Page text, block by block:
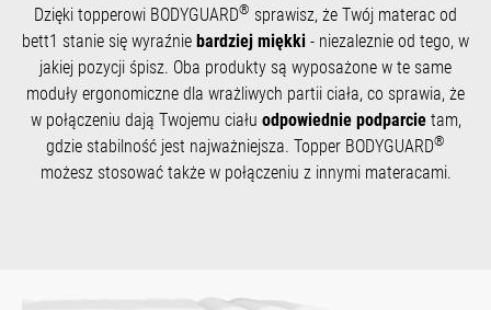
Dzięki topperowi BODYGUARD® sprawisz, że Twój materac od
bett1 stanie się wyraźnie bardziej miękki - niezaleznie od tego, w
jakiej pozycji śpisz. Oba produkty są wyposażone w te same
moduły ergonomiczne dla wrażliwych partii ciała, co sprawia, że
w połączeniu dają Twojemu ciału odpowiednie podparcietam,
gdzie stabilność jest najważniejsza. Topper BODYGUARD®
możesz stosować także w połączeniu z innymi materacami.